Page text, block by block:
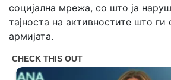
социјална мрежа, со што ја
тајноста на активностите што ги
армијата.